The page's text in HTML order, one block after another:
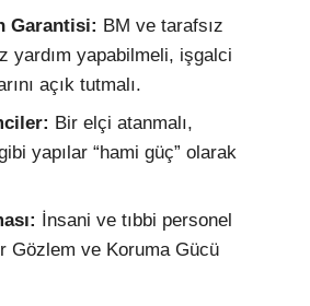
Garantisi: BM ve tarafsız
yardım yapabilmeli, işgalci
açık tutmalı.
Bir elçi atanmalı,
yapılar “hami güç” olarak
İnsani ve tıbbi personel
Gözlem ve Koruma Gücü